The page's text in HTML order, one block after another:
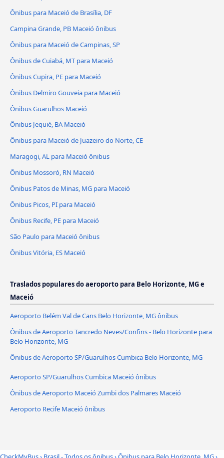
Ônibus para Maceió de Brasília, DF
Campina Grande, PB Maceió ônibus
Ônibus para Maceió de Campinas, SP
Ônibus de Cuiabá, MT para Maceió
Ônibus Cupira, PE para Maceió
Ônibus Delmiro Gouveia para Maceió
Ônibus Guarulhos Maceió
Ônibus Jequié, BA Maceió
Ônibus para Maceió de Juazeiro do Norte, CE
Maragogi, AL para Maceió ônibus
Ônibus Mossoró, RN Maceió
Ônibus Patos de Minas, MG para Maceió
Ônibus Picos, PI para Maceió
Ônibus Recife, PE para Maceió
São Paulo para Maceió ônibus
Ônibus Vitória, ES Maceió
Traslados populares do aeroporto para Belo Horizonte, MG e
Maceió
Aeroporto Belém Val de Cans Belo Horizonte, MG ônibus
Ônibus de Aeroporto Tancredo Neves/Confins - Belo Horizonte para
Belo Horizonte, MG
Ônibus de Aeroporto SP/Guarulhos Cumbica Belo Horizonte, MG
Aeroporto SP/Guarulhos Cumbica Maceió ônibus
Ônibus de Aeroporto Maceió Zumbi dos Palmares Maceió
Aeroporto Recife Maceió ônibus